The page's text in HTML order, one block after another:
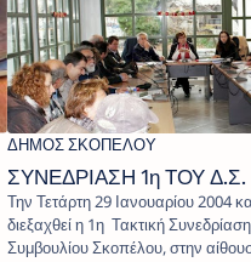
ΣΥΝΕΔΡΙΑΣΗ 1η ΤΟΥ Δ.Σ.
Την Τετάρτη 29 Ιανουαρίου 2004
διεξαχθεί η 1η Τακτική
Συμβουλίου Σκοπέλου, στην